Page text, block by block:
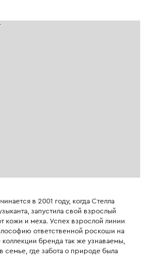
в 2001 году, когда Стелла
запустила свой взрослый
кожи и меха. Успех взрослой линии
ответственной роскоши на
бренда так же узнаваемы,
семье, где забота о природе была